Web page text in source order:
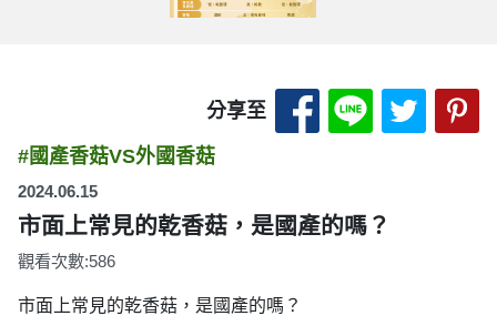
分享至 分享至 Facebook-
分享至分享
#國產香菇VS外國香菇
2024.06.15
市面上常見的乾香菇，是國產的嗎？
觀看次數:586
市面上常見的乾香菇，是國產的嗎？